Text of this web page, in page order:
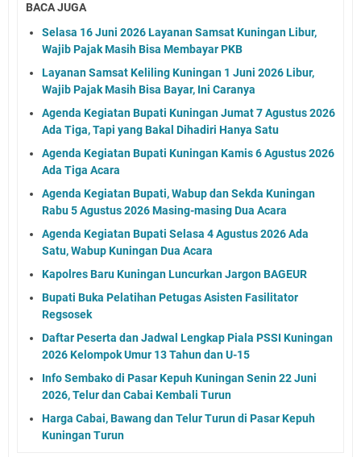
BACA JUGA
Selasa 16 Juni 2026 Layanan Samsat Kuningan Libur,
Wajib Pajak Masih Bisa Membayar PKB
Layanan Samsat Keliling Kuningan 1 Juni 2026 Libur,
Wajib Pajak Masih Bisa Bayar, Ini Caranya
Agenda Kegiatan Bupati Kuningan Jumat 7 Agustus 2026
Ada Tiga, Tapi yang Bakal Dihadiri Hanya Satu
Agenda Kegiatan Bupati Kuningan Kamis 6 Agustus 2026
Ada Tiga Acara
Agenda Kegiatan Bupati, Wabup dan Sekda Kuningan
Rabu 5 Agustus 2026 Masing-masing Dua Acara
Agenda Kegiatan Bupati Selasa 4 Agustus 2026 Ada
Satu, Wabup Kuningan Dua Acara
Kapolres Baru Kuningan Luncurkan Jargon BAGEUR
Bupati Buka Pelatihan Petugas Asisten Fasilitator
Regsosek
Daftar Peserta dan Jadwal Lengkap Piala PSSI Kuningan
2026 Kelompok Umur 13 Tahun dan U-15
Info Sembako di Pasar Kepuh Kuningan Senin 22 Juni
2026, Telur dan Cabai Kembali Turun
Harga Cabai, Bawang dan Telur Turun di Pasar Kepuh
Kuningan Turun